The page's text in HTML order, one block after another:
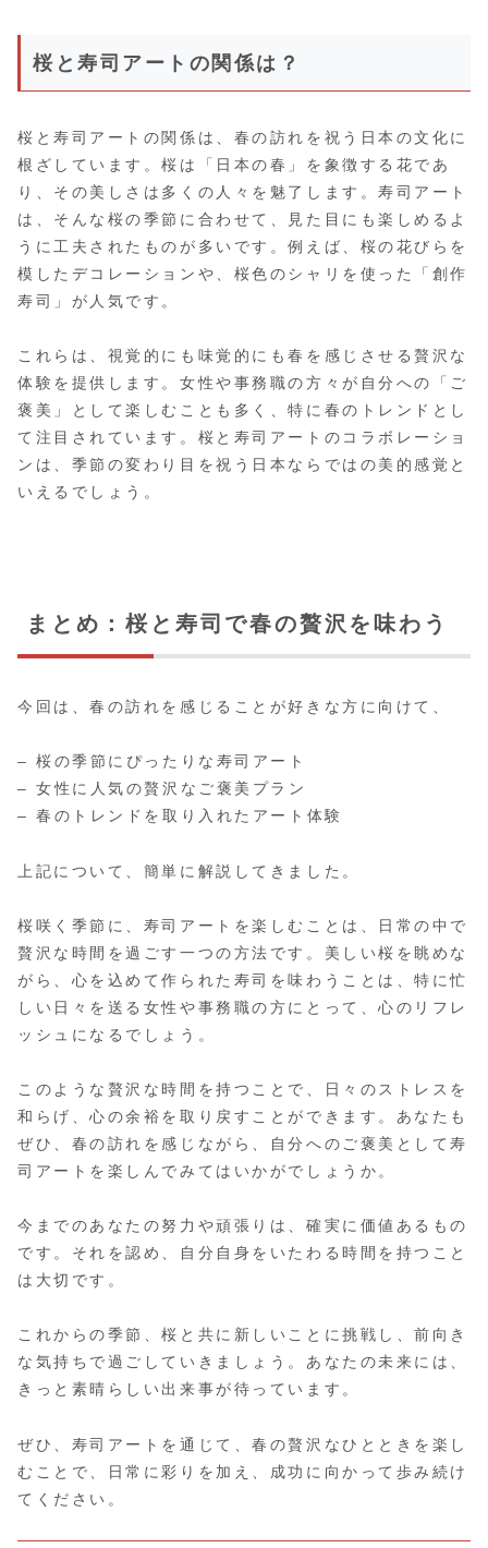
桜と寿司アートの関係は？
桜と寿司アートの関係は、春の訪れを祝う日本の文化に
根ざしています。桜は「日本の春」を象徴する花であ
り、その美しさは多くの人々を魅了します。寿司アート
は、そんな桜の季節に合わせて、見た目にも楽しめるよ
うに工夫されたものが多いです。例えば、桜の花びらを
模したデコレーションや、桜色のシャリを使った「創作
寿司」が人気です。
これらは、視覚的にも味覚的にも春を感じさせる贅沢な
体験を提供します。女性や事務職の方々が自分への「ご
褒美」として楽しむことも多く、特に春のトレンドとし
て注目されています。桜と寿司アートのコラボレーショ
ンは、季節の変わり目を祝う日本ならではの美的感覚と
いえるでしょう。
まとめ：桜と寿司で春の贅沢を味わう
今回は、春の訪れを感じることが好きな方に向けて、
– 桜の季節にぴったりな寿司アート
– 女性に人気の贅沢なご褒美プラン
– 春のトレンドを取り入れたアート体験
上記について、簡単に解説してきました。
桜咲く季節に、寿司アートを楽しむことは、日常の中で
贅沢な時間を過ごす一つの方法です。美しい桜を眺めな
がら、心を込めて作られた寿司を味わうことは、特に忙
しい日々を送る女性や事務職の方にとって、心のリフレ
ッシュになるでしょう。
このような贅沢な時間を持つことで、日々のストレスを
和らげ、心の余裕を取り戻すことができます。あなたも
ぜひ、春の訪れを感じながら、自分へのご褒美として寿
司アートを楽しんでみてはいかがでしょうか。
今までのあなたの努力や頑張りは、確実に価値あるもの
です。それを認め、自分自身をいたわる時間を持つこと
は大切です。
これからの季節、桜と共に新しいことに挑戦し、前向き
な気持ちで過ごしていきましょう。あなたの未来には、
きっと素晴らしい出来事が待っています。
ぜひ、寿司アートを通じて、春の贅沢なひとときを楽し
むことで、日常に彩りを加え、成功に向かって歩み続け
てください。